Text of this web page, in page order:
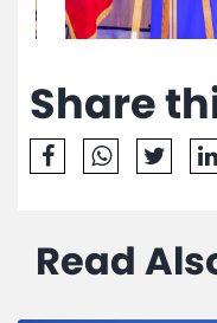
Share
Read